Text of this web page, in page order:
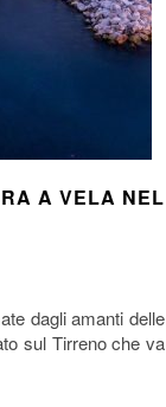
A VELA NEL
dagli amanti delle
sul Tirreno che va